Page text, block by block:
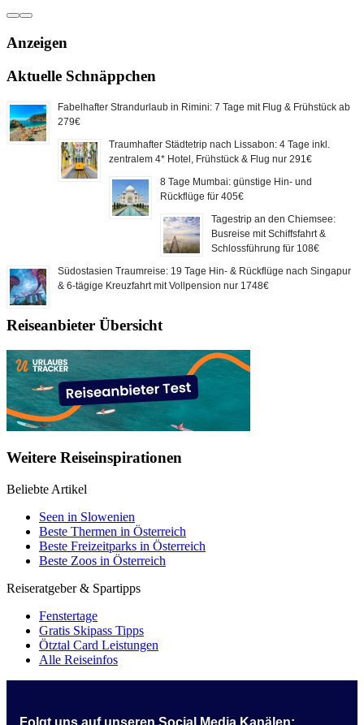
Anzeigen
Aktuelle Schnäppchen
Fabelhafter Strandurlaub in Rimini: 7 Tage mit Flug & Frühstück ab
279€
Traumhafter Städtetrip nach Lissabon: 4 Tage inkl.
zentralem 4* Hotel, Frühstück & Flug nur 291€
8 Tage Mumbai: günstige Hin- und
Rückflüge für 405€
Tagestrip an den Chiemsee:
Busreise mit Schiffsfahrt &
Schlossführung für 108€
Südostasien Traumreise: 19 Tage Hin- & Rückflüge nach Singapur
& 6-tägige Kreuzfahrt mit Vollpension nur 1748€
Reiseanbieter Übersicht
Weitere Reiseinspirationen
Beliebte Artikel
Seen in Slowenien
Beste Thermen in Österreich
Beste Freizeitparks in Österreich
Beste Zoos in Österreich
Reiseratgeber & Spartipps
Fenstertage
Gratis Skipass Tipps
Ötztal Card Leistungen
Alle Reiseinfos